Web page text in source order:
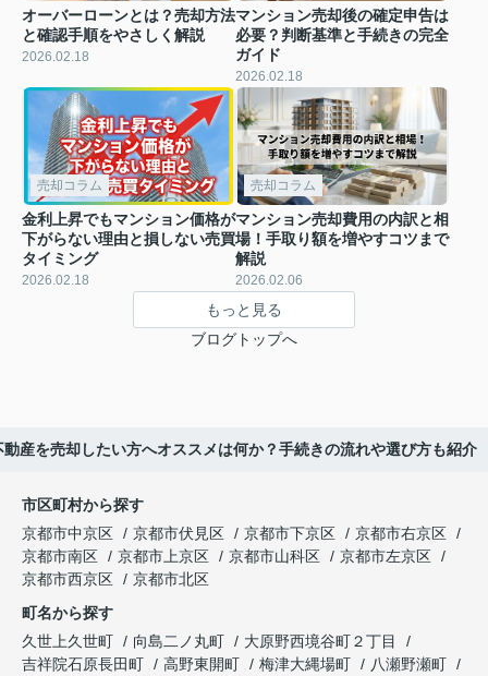
オーバーローンとは？売却方法
と確認手順をやさしく解説
2026.02.18
マンション売却後の確定申告は
必要？判断基準と手続きの完全
ガイド
2026.02.18
売却コラム
金利上昇でもマンション価格が
下がらない理由と損しない売買
タイミング
2026.02.18
売却コラム
マンション売却費用の内訳と相
場！手取り額を増やすコツまで
解説
2026.02.06
もっと見る
ブログトップへ
動産を売却したい方へオススメは何か？手続きの流れや選び方も紹介
市区町村から探す
京都市中京区
京都市伏見区 京都市下京区
京都市右京区
京都市南区
京都市上京区 京都市山科区
京都市左京区
京都市西京区
京都市北区
町名から探す
久世上久世町
向島二ノ丸町
大原野西境谷町２丁目
吉祥院石原長田町
高野東開町 梅津大縄場町
八瀬野瀬町